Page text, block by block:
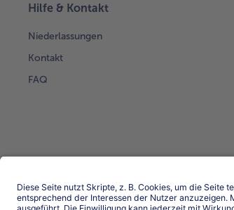
Hilfe & Kontakt
Niederlassungen
Kontakt
FAQ